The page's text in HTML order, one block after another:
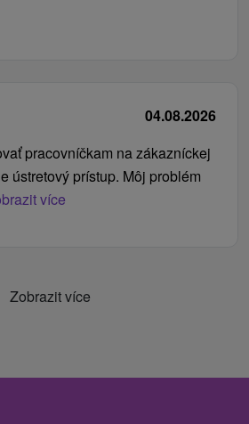
04.08.2026
pracovníčkam na zákazníckej
ústretový prístup. Môj problém
více
Zobrazit více